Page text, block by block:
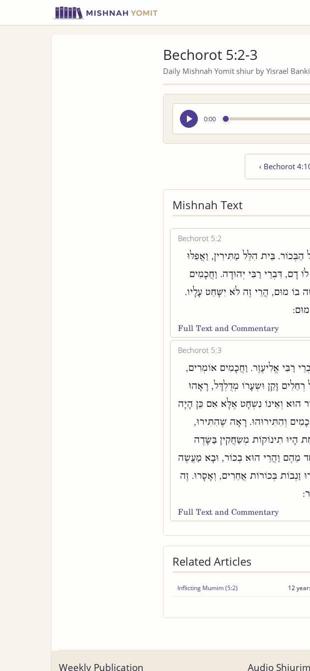
Bechorot 5:2-3
Daily Mishnah Yomit shiur by Yisrael
0:00
Seek
audio
‹ Bechorot
Mishnah Text
Bechorot 5:2
בֵּית הִלֵּל מַתִּירִין, וַאֲפִלּוּ
דָם, דִּבְרֵי רַבִּי יְהוּדָה. וַחֲכָמִים
בוֹ מוּם, הֲרֵי זֶה לֹא יִשָּׁחֵט עָלָיו.
Full Text and Commentary
Bechorot 5:3
רַבִּי אֱלִיעֶזֶר. וַחֲכָמִים אוֹמְרִים,
זָקֵן וּשְׂעָרוֹ מְדֻלְדָּל, רָאָהוּ
הוּא וְאֵינוֹ נִשְׁחָט אֶלָּא אִם כֵּן הָיָה
וְהִתִּירוּהוּ. רָאָה שֶׁהִתִּירוּ,
הָיוּ תִינוֹקוֹת מְשַׂחֲקִין בַּשָּׂדֶה
מֵהֶם וַהֲרֵי הוּא בְכוֹר, וּבָא מַעֲשֶׂה
זַנְבוֹת בְּכוֹרוֹת אֲחֵרִים, וְאָסָרוּ. זֶה
Full Text and Commentary
Related Articles
Inflicting Mumim (5:2) 12
Weekly Publication Audio Shiurim